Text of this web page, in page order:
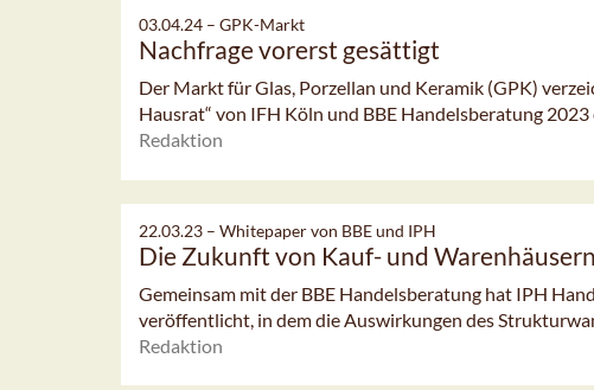
03.04.24 – GPK-Markt
Nachfrage vorerst gesättigt
Der Markt für Glas, Porzellan und Keramik (GPK)
Hausrat“ von IFH Köln und BBE Handelsberatung 2023
Redaktion
22.03.23 – Whitepaper von BBE und IPH
Die Zukunft von Kauf- und Warenhäusern
Gemeinsam mit der BBE Handelsberatung hat IPH
veröffentlicht, in dem die Auswirkungen des
Redaktion